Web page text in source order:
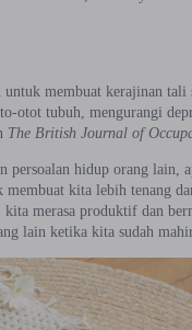
membuat kerajinan
otot tubuh, mengurangi
The British Journal of
hidup orang lain,
kita lebih tenang
merasa produktif dan
lain ketika kita sudah